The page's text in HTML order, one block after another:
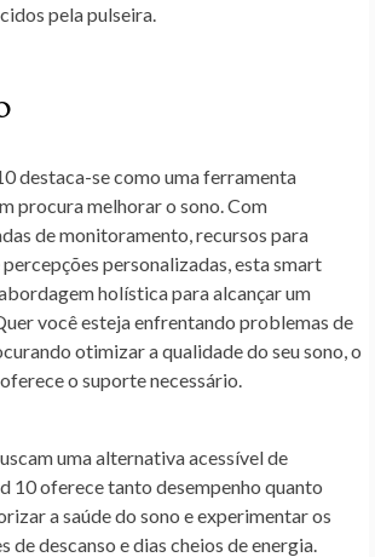
pela pulseira.
destaca-se como uma ferramenta
procura melhorar o sono. Com
de monitoramento, recursos para
personalizadas, esta smart
holística para alcançar um
você esteja enfrentando problemas de
otimizar a qualidade do seu sono, o
o suporte necessário.
uma alternativa acessível de
10 oferece tanto desempenho quanto
a saúde do sono e experimentar os
de descanso e dias cheios de energia.